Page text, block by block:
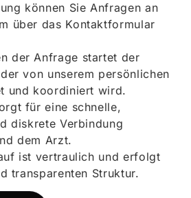
können Sie Anfragen an
über das Kontaktformular
der Anfrage startet der
von unserem persönlichen
und koordiniert wird.
für eine schnelle,
diskrete Verbindung
dem Arzt.
ist vertraulich und erfolgt
transparenten Struktur.